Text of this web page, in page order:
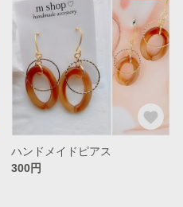
ハンドメイドピアス
300円